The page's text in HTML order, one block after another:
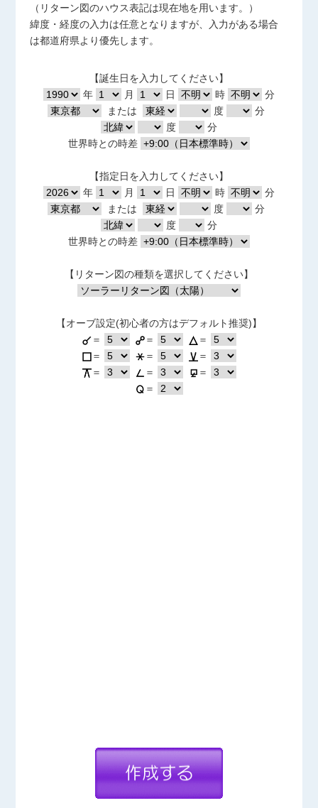
（リターン図のハウス表記は現在地を用います。）
緯度・経度の入力は任意となりますが、入力がある場合
は都道府県より優先します。
【誕生日を入力してください】
年
月 日 時
分
または
度
分
度
分
世界時との時差
【指定日を入力してください】
年
月 日 時
分
または
度
分
度
分
世界時との時差
【リターン図の種類を選択してください】
【オーブ設定(初心者の方はデフォルト推奨)】
＝
＝
＝
＝
＝
＝
＝
＝
＝
＝